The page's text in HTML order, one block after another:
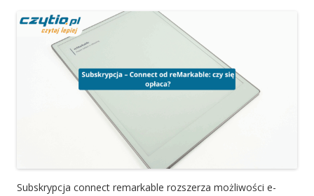
Subskrypcja connect remarkable rozszerza możliwości e-